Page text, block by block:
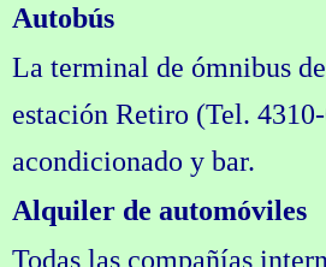
Autobús
La terminal de ómnibus
estación Retiro (Tel.
acondicionado y bar.
Alquiler de automóviles
Todas las compañías